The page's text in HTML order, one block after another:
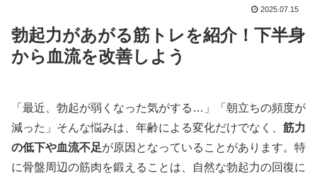
2025.07.15
勃起力があがる筋トレを紹介！下半身
から血流を改善しよう
「最近、勃起が弱くなった気がする…」「朝立ちの頻度が
減った」そんな悩みは、年齢による変化だけでなく、 筋力
の低下や血流不足が原因となっていることがあります。特
に骨盤周辺の筋肉を鍛えることは、自然な勃起力の回復に